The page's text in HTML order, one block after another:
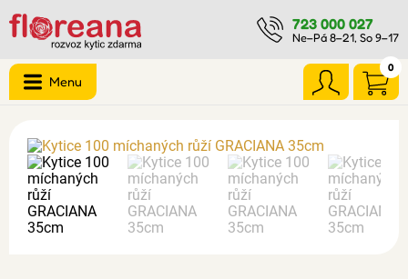
723 000 027
Ne–Pá 8–21, So 9–17
0
Menu